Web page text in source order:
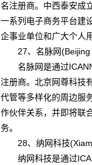
名注册商。中西泰安成
一系列电子商务平台建
企事业单位和广大个人
27、名脉网(Beijing
名脉网是通过ICANN
注册商。北京网尊科技
代管等多样化的周边服
作伙伴关系，并即将联
务。
28、纳网科技
纳网科技是通过